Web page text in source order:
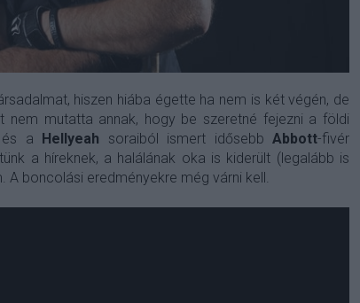
hiszen hiába égette ha nem is két végén, de
nem mutatta annak, hogy be szeretné fejezni a földi
és a Hellyeah soraiból ismert idősebbAbbott-fivér
a híreknek, a halálának oka is kiderült (legalább is
A boncolási eredményekre még várni kell.